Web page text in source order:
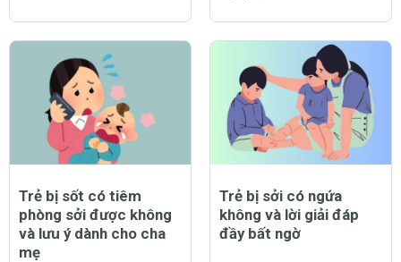
Trẻ bị sốt có tiêm
phòng sởi được không
và lưu ý dành cho cha
mẹ
Trẻ bị sởi có ngứa
không và lời giải đáp
đầy bất ngờ